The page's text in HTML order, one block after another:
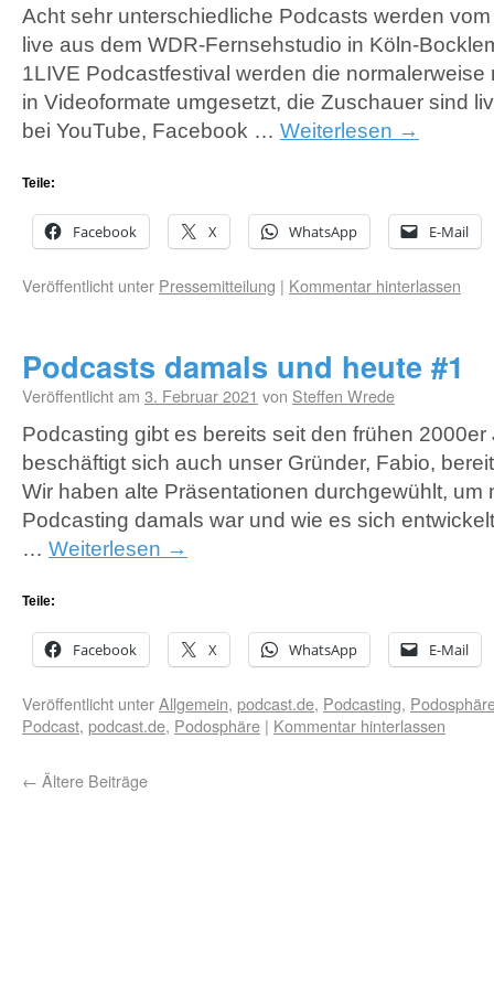
Acht sehr unterschiedliche Podcasts werden
live aus dem WDR-Fernsehstudio in Köln-
1LIVE Podcastfestival werden die
in Videoformate umgesetzt, die Zuschauer sind
bei YouTube, Facebook … Weiterlesen →
Teile:
Facebook X WhatsApp E-Mail
Veröffentlicht unter Pressemitteilung | Kommentar hinterlassen
Podcasts damals und heute #1
Veröffentlicht am 3. Februar 2021 von Steffen Wrede
Podcasting gibt es bereits seit den frühen
beschäftigt sich auch unser Gründer, Fabio,
Wir haben alte Präsentationen durchgewühlt, um
Podcasting damals war und wie es sich
… Weiterlesen →
Teile:
Facebook X WhatsApp E-Mail
Veröffentlicht unterAllgemein, podcast.de, Podcasting,
Podcast, podcast.de, Podosphäre | Kommentar hinterlassen
← Ältere Beiträge